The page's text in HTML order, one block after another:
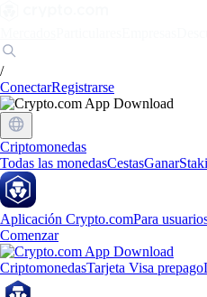
/
ConectarRegistrarse
Criptomonedas
Todas las monedasCestasGanar
Aplicación Crypto.comPara
Comenzar
CriptomonedasTarjeta Visa prepago